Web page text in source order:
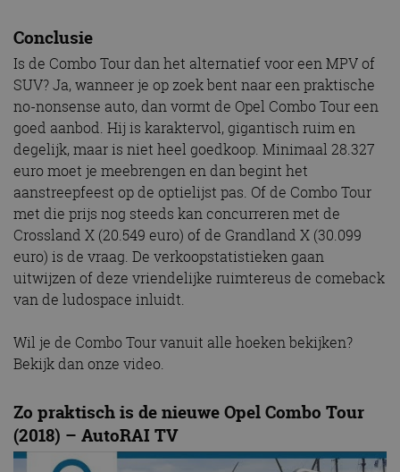
Conclusie
Is de Combo Tour dan het alternatief voor een MPV of
SUV? Ja, wanneer je op zoek bent naar een praktische
no-nonsense auto, dan vormt de Opel Combo Tour een
goed aanbod. Hij is karaktervol, gigantisch ruim en
degelijk, maar is niet heel goedkoop. Minimaal 28.327
euro moet je meebrengen en dan begint het
aanstreepfeest op de optielijst pas. Of de Combo Tour
met die prijs nog steeds kan concurreren met de
Crossland X (20.549 euro) of de Grandland X (30.099
euro) is de vraag. De verkoopstatistieken gaan
uitwijzen of deze vriendelijke ruimtereus de comeback
van de ludospace inluidt.
Wil je de Combo Tour vanuit alle hoeken bekijken?
Bekijk dan onze video.
Zo praktisch is de nieuwe Opel Combo Tour
(2018) – AutoRAI TV